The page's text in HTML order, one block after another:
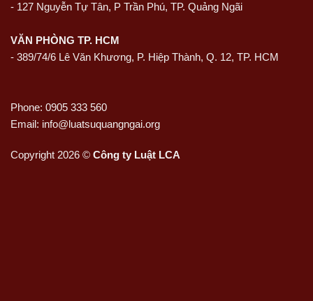
- 127 Nguyễn Tự Tân, P Trần Phú, TP. Quảng Ngãi
VĂN PHÒNG TP. HCM
- 389/74/6 Lê Văn Khương, P. Hiệp Thành, Q. 12, TP. HCM
Phone: 0905 333 560
Email: info@luatsuquangngai.org
Copyright 2026 © Công ty Luật LCA